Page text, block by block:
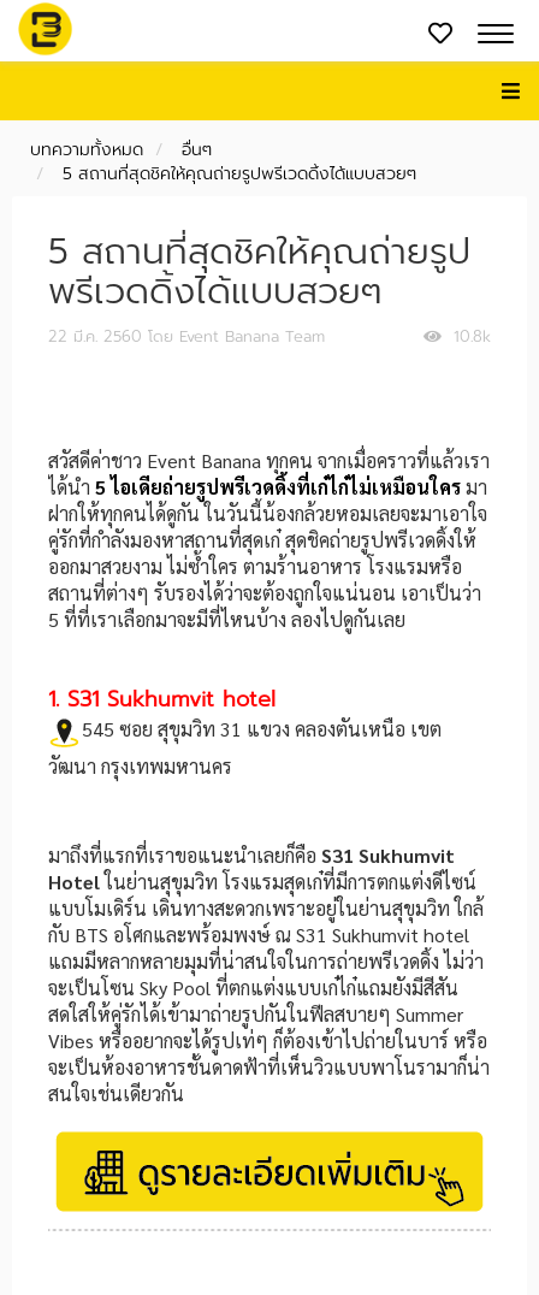
บทความทั้งหมด
อื่นๆ
5 สถานที่สุดชิคให้คุณถ่ายรูปพรีเวดดิ้งได้แบบสวยๆ
5 สถานที่สุดชิคให้คุณถ่ายรูป
พรีเวดดิ้งได้แบบสวยๆ
10.8k
22 มี.ค. 2560 โดย Event Banana Team
สวัสดีค่าชาว Event Banana ทุกคน จากเมื่อคราวที่แล้วเรา
ได้นำ 5 ไอเดียถ่ายรูปพรีเวดดิ้งที่เก๋ไก๋ไม่เหมือนใครมา
ฝากให้ทุกคนได้ดูกัน ในวันนี้น้องกล้วยหอมเลยจะมาเอาใจ
คู่รักที่กำลังมองหาสถานที่สุดเก๋ สุดชิคถ่ายรูปพรีเวดดิ้งให้
ออกมาสวยงาม ไม่ซ้ำใคร ตามร้านอาหาร โรงแรมหรือ
สถานที่ต่างๆ รับรองได้ว่าจะต้องถูกใจแน่นอน เอาเป็นว่า
5 ที่ที่เราเลือกมาจะมีที่ไหนบ้าง ลองไปดูกันเลย
1. S31 Sukhumvit hotel
545 ซอย สุขุมวิท 31 แขวง คลองตันเหนือ เขต
วัฒนา กรุงเทพมหานคร
มาถึงที่แรกที่เราขอแนะนำเลยก็คือ S31 Sukhumvit
Hotelในย่านสุขุมวิท โรงแรมสุดเก๋ที่มีการตกแต่งดีไซน์
แบบโมเดิร์น เดินทางสะดวกเพราะอยู่ในย่านสุขุมวิท ใกล้
กับ BTS อโศกและพร้อมพงษ์ ณ S31 Sukhumvit hotel
แถมมีหลากหลายมุมที่น่าสนใจในการถ่ายพรีเวดดิ้ง ไม่ว่า
จะเป็นโซน Sky Pool ที่ตกแต่งแบบเก๋ไก๋แถมยังมีสีสัน
สดใสให้คู่รักได้เข้ามาถ่ายรูปกันในฟีลสบายๆ Summer
Vibes หรืออยากจะได้รูปเท่ๆ ก็ต้องเข้าไปถ่ายในบาร์ หรือ
จะเป็นห้องอาหารชั้นดาดฟ้าที่เห็นวิวแบบพาโนรามาก็น่า
สนใจเช่นเดียวกัน